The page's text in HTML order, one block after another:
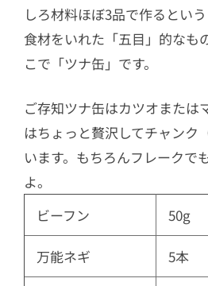
しろ材料ほぼ3品で作るとい
食材をいれた「五目」的なも
こで「ツナ缶」です。
ご存知ツナ缶はカツオまたは
はちょっと贅沢してチャンク
います。もちろんフレークで
よ。
ビーフン
50g
万能ネギ 5本